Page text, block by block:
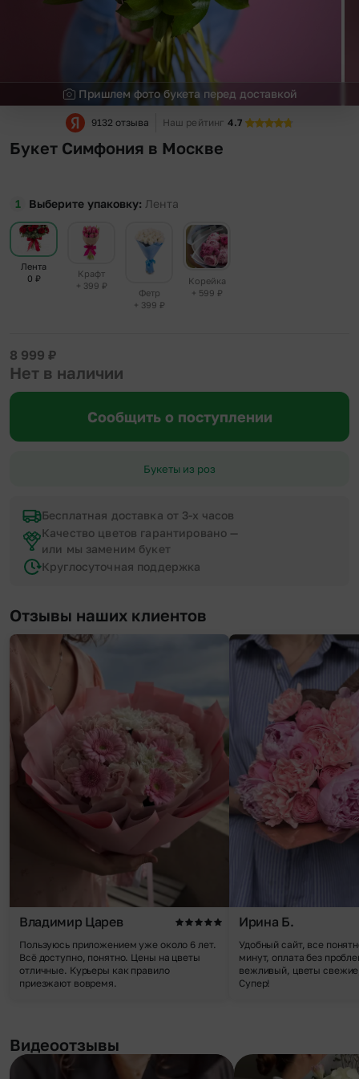
Пришлем фото букета перед доставкой
9132 отзыва Наш рейтинг 4.7
Букет Симфония в Москве
Выберите упаковку Лента
Лента
0 ₽
Крафт
+ 399 ₽
Фетр
+ 399 ₽
Корейка
+ 599 ₽
8 999 ₽
Нет в наличии
Сообщить о поступлении
Букеты из роз
Бесплатная доставка от 3-х часов
Качество цветов гарантировано —
или мы заменим букет
Круглосуточная поддержка
Отзывы наших клиентов
Владимир Царев
Пользуюсь приложением уже около 6 лет.
Всё доступно, понятно. Цены на цветы
отличные. Курьеры как правило
приезжают вовремя.
Ирина Б.
Удобный сайт, все
минут, оплата без
вежливый, цветы
Супер!
Видеоотзывы